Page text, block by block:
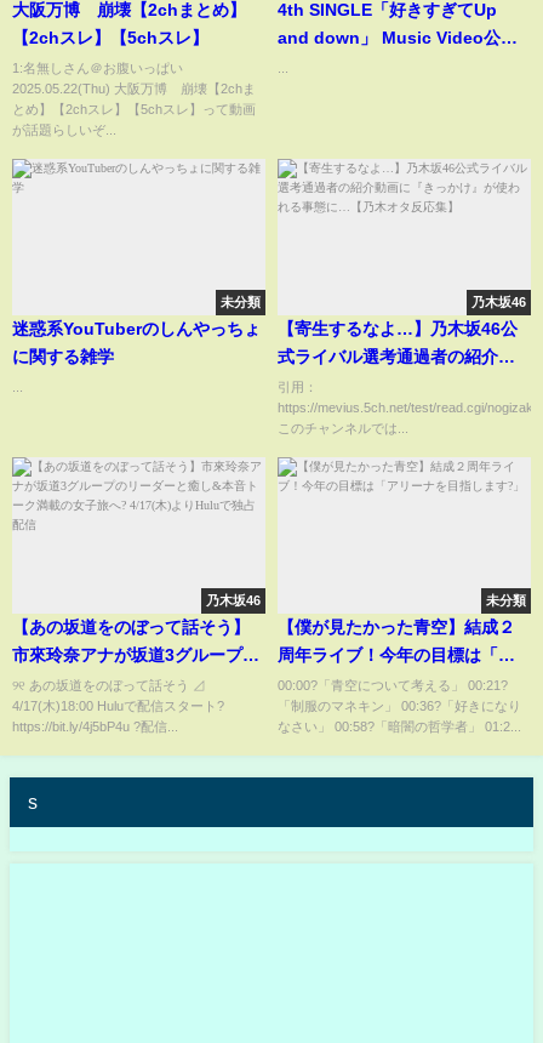
大阪万博 崩壊【2chまとめ】
【2chスレ】【5chスレ】
1:名無しさん＠お腹いっぱい
2025.05.22(Thu) 大阪万博 崩壊【2chま
とめ】【2chスレ】【5chスレ】って動画
が話題らしいぞ...
4th SINGLE「好きすぎてUp
and down」 Music Video公開
未分類
迷惑系YouTuberのしんやっちょ
に関する雑学
乃木坂46
【寄生するなよ…】乃木坂46公
式ライバル選考通過者の紹介動
画に『きっかけ』が使われる事
態に…【乃木オタ反応集】
引用：
https://mevius.5ch.net/test/read.cgi/
このチャンネルでは...
乃木坂46
【あの坂道をのぼって話そう】
市來玲奈アナが坂道3グループの
リーダーと癒し&本音トーク満載
の女子旅へ? 4/17(木)よりHuluで
独占配信
୨୧ あの坂道をのぼって話そう ⊿
4/17(木)18:00 Huluで配信スタート?
https://bit.ly/4j5bP4u ?️配信...
未分類
【僕が見たかった青空】結成２
周年ライブ！今年の目標は「ア
リーナを目指します?」
00:00?「青空について考える」 00:21?
「制服のマネキン」 00:36?「好きになり
なさい」 00:58?「暗闇の哲学者」 01:2...
s